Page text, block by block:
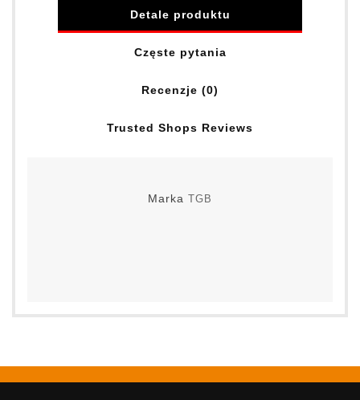
Detale produktu
Częste pytania
Recenzje (0)
Trusted Shops Reviews
Marka TGB